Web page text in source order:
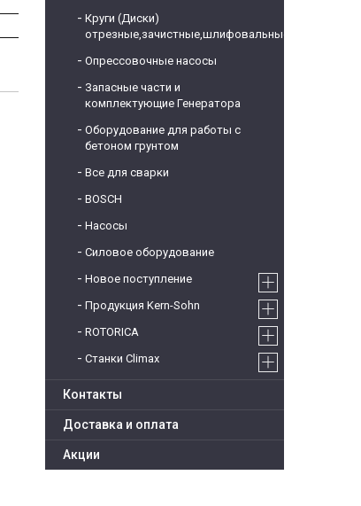
Круги (Диски)
отрезные,зачистные,шлифовальные
Опрессовочные насосы
Запасные части и
комплектующие Генератора
Оборудование для работы с
бетоном грунтом
Все для сварки
BOSCH
Насосы
Силовое оборудование
Новое поступление
Продукция Kern-Sohn
ROTORICA
Станки Climax
Контакты
Доставка и оплата
Акции